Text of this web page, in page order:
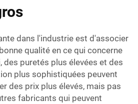
dans l'industrie est d'associer
qualité en ce qui concerne
des puretés plus élevées et des
plus sophistiquées peuvent
des prix plus élevés, mais pas
fabricants qui peuvent